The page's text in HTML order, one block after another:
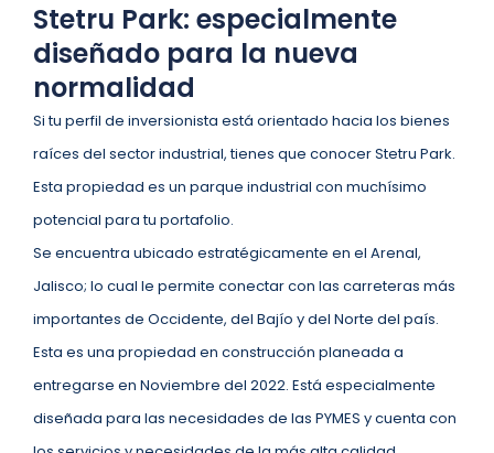
Stetru Park: especialmente
diseñado para la nueva
normalidad
Si tu perfil de inversionista está orientado hacia los bienes
raíces del sector industrial, tienes que conocer Stetru Park.
Esta propiedad es un parque industrial con muchísimo
potencial para tu portafolio.
Se encuentra ubicado estratégicamente en el Arenal,
Jalisco; lo cual le permite conectar con las carreteras más
importantes de Occidente, del Bajío y del Norte del país.
Esta es una propiedad en construcción planeada a
entregarse en Noviembre del 2022. Está especialmente
diseñada para las necesidades de las PYMES y cuenta con